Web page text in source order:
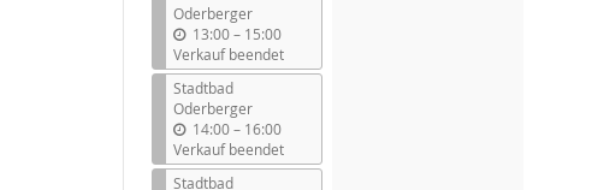
Oderberger
13:00–b
i
s
15:00
Verkauf beendet
Stadtbad
Oderberger
14:00–b
i
s
16:00
Verkauf beendet
Stadtbad